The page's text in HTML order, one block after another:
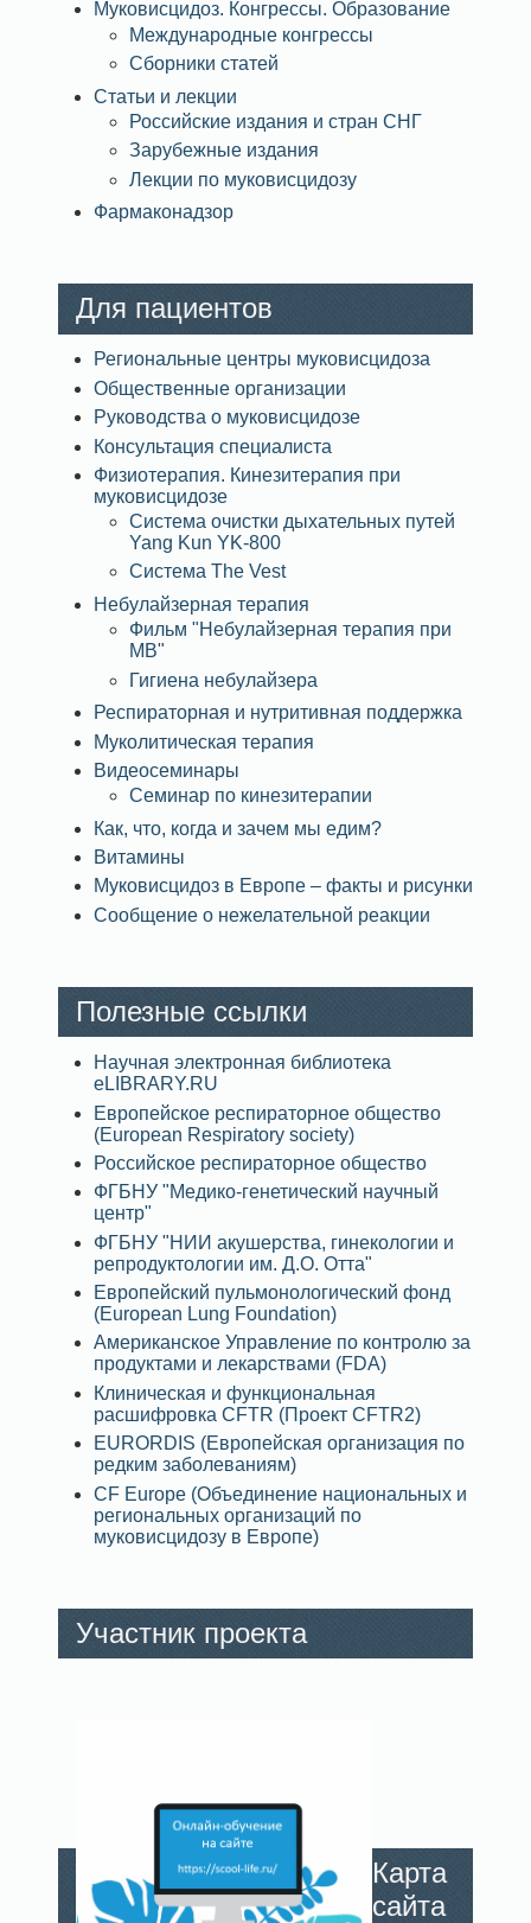
Муковисцидоз. Конгрессы. Образование
Международные конгрессы
Сборники статей
Статьи и лекции
Российские издания и стран СНГ
Зарубежные издания
Лекции по муковисцидозу
Фармаконадзор
Для пациентов
Региональные центры муковисцидоза
Общественные организации
Руководства о муковисцидозе
Консультация специалиста
Физиотерапия. Кинезитерапия при
муковисцидозе
Система очистки дыхательных путей
Yang Kun YK-800
Система The Vest
Небулайзерная терапия
Фильм "Небулайзерная терапия при
МВ"
Гигиена небулайзера
Респираторная и нутритивная поддержка
Муколитическая терапия
Видеосеминары
Семинар по кинезитерапии
Как, что, когда и зачем мы едим?
Витамины
Муковисцидоз в Европе – факты и рисунки
Сообщение о нежелательной реакции
Полезные ссылки
Научная электронная библиотека
eLIBRARY.RU
Европейское респираторное общество
(European Respiratory society)
Российское респираторное общество
ФГБНУ "Медико-генетический научный
центр"
ФГБНУ "НИИ акушерства, гинекологии и
репродуктологии им. Д.О. Отта"
Европейский пульмонологический фонд
(European Lung Foundation)
Американское Управление по контролю за
продуктами и лекарствами (FDA)
Клиническая и функциональная
расшифровка CFTR (Проект CFTR2)
EURORDIS (Европейская организация по
редким заболеваниям)
CF Europe (Объединение национальных и
региональных организаций по
муковисцидозу в Европе)
Участник проекта
Карта
сайта